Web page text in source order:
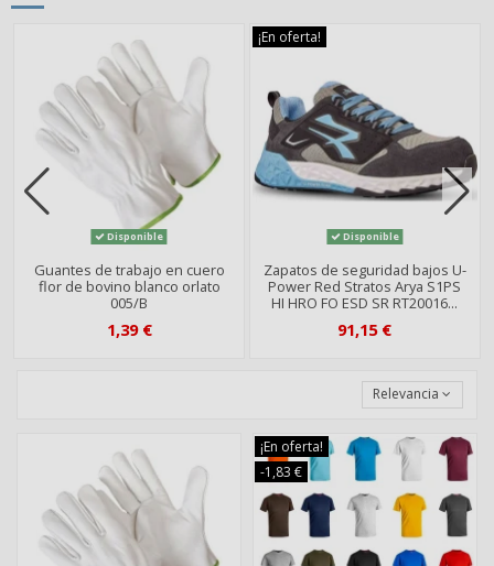
Disponible
Guantes de trabajo en cuero
flor de bovino blanco orlato
005/B
1,39 €
¡En oferta!
Disponible
Zapatos de seguridad bajos U-
Power Red Stratos Arya S1PS
HI HRO FO ESD SR RT20016...
91,15 €
Relevancia
¡En oferta!
-1,83 €